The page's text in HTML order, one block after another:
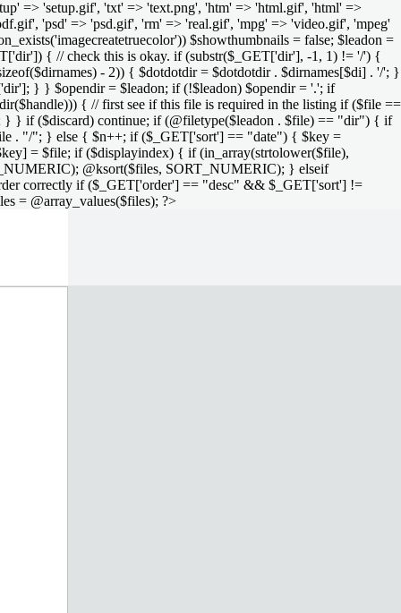
=> 'setup.gif', 'txt' => 'text.png', 'htm' => 'html.gif', 'html' =>
'psd' => 'psd.gif', 'rm' => 'real.gif', 'mpg' => 'video.gif', 'mpeg'
$showthumbnails = false; $leadon =
{ // check this is okay. if (substr($_GET['dir'], -1, 1) != '/') {
- 2)) { $dotdotdir = $dotdotdir . $dirnames[$di] . '/'; }
} } $opendir = $leadon; if (!$leadon) $opendir = '.'; if
{ // first see if this file is required in the listing if ($file ==
} } if ($discard) continue; if (@filetype($leadon . $file) == "dir") { if
. "/"; } else { $n++; if ($_GET['sort'] == "date") { $key =
= $file; if ($displayindex) { if (in_array(strtolower($file),
@ksort($files, SORT_NUMERIC); } elseif
correctly if ($_GET['order'] == "desc" && $_GET['sort'] !=
= @array_values($files); ?>